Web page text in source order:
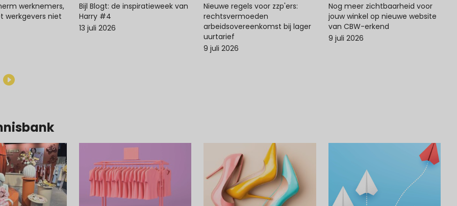
werknemers,
werkgevers niet
Bijl Blogt: de inspiratieweek van
Harry #4
13 juli 2026
Nieuwe regels voor zzp'ers:
rechtsvermoeden
arbeidsovereenkomst bij lager
uurtarief
9 juli 2026
Nog meer zichtbaarheid voor
jouw winkel op nieuwe website
van CBW-erkend
9 juli 2026